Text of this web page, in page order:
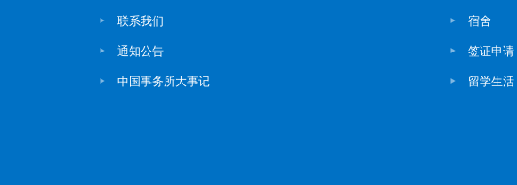
联系我们
通知公告
中国事务所大事记
宿舍
签证申请
留学生活